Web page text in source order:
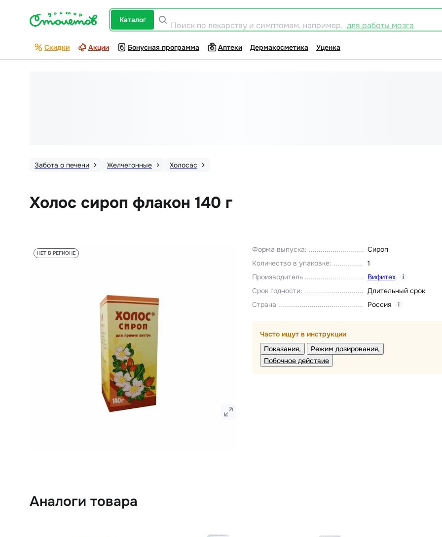
каталог
Поиск по лекарству и симптомам, например, для работы мозга
Скидки Акции Бонусная программа Аптеки Дермакосметика Уценка
Забота о печени Желчегонные Холосас
Холос сироп флакон 140 г
НЕТ В РЕГИОНЕ Форма выпуска:
Сироп
Количество в упаковке:
1
Производитель
Вифитех i
Срок годности:
Длительный срок
Страна
Россия i
Часто ищут в инструкции
Показания
Режим дозирования
Побочное действие
Аналоги товара